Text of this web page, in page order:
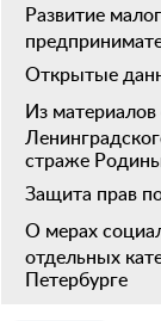
Развитие
Открытые
Из
страже
Защита прав
О мерах
отдельных
Петербурге